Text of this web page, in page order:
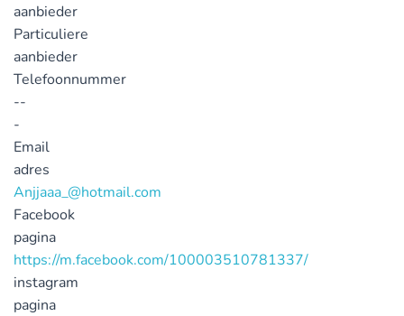
aanbieder
Particuliere
aanbieder
Telefoonnummer
--
-
Email
adres
Anjjaaa_@hotmail.com
Facebook
pagina
https://m.facebook.com/100003510781337/
instagram
pagina